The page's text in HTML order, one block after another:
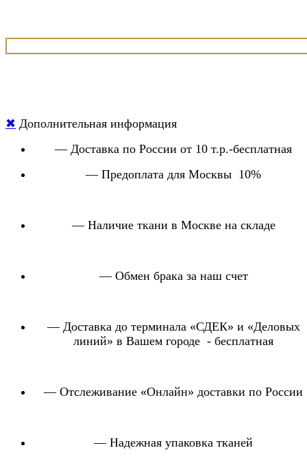
✖ Дополнительная информация
— Доставка по России от 10 т.р.-бесплатная
— Предоплата для Москвы 10%
— Наличие ткани в Москве на складе
— Обмен брака за наш счет
— Доставка до терминала «СДЕК» и «Деловых
линий» в Вашем городе - бесплатная
— Отслеживание «Онлайн» доставки по России
— Надежная упаковка тканей